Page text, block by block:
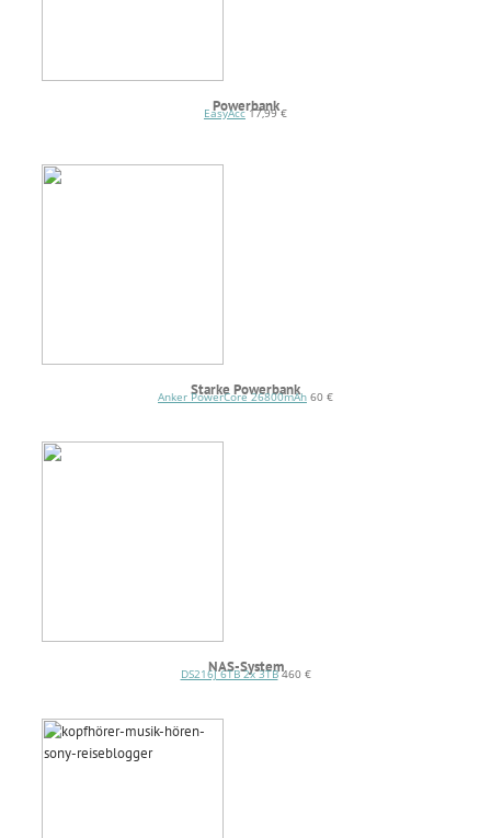
Powerbank
EasyAcc17,99 €
Starke Powerbank
Anker PowerCore 26800mAh 60 €
NAS-System
DS216J 6TB 2x 3TB460 €